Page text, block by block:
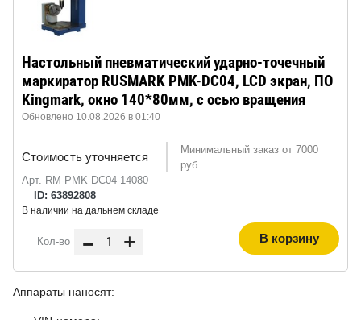
Арт. RM-PMK-DC04-14080
ID: 63892808
Настольный пневматический ударно-точечный
маркиратор RUSMARK PMK-DC04, LCD экран, ПО
Kingmark, окно 140*80мм, с осью вращения
Обновлено 10.08.2026 в 01:40
Стоимость уточняется
Минимальный заказ от 7000
руб.
В наличии на дальнем складе
Кол-во - + В корзину
Аппараты наносят: